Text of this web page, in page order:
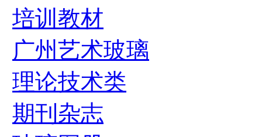
培训教材
广州艺术玻璃
理论技术类
期刊杂志